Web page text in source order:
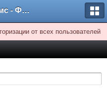
Кейсистемс - Форумы
от всех пользователей